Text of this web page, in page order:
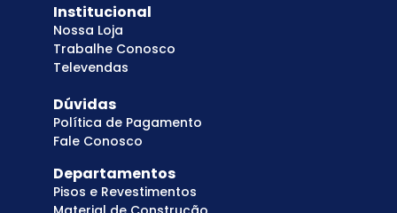
Institucional
Nossa Loja
Trabalhe Conosco
Televendas
Dúvidas
Política de Pagamento
Fale Conosco
Departamentos
Pisos e Revestimentos